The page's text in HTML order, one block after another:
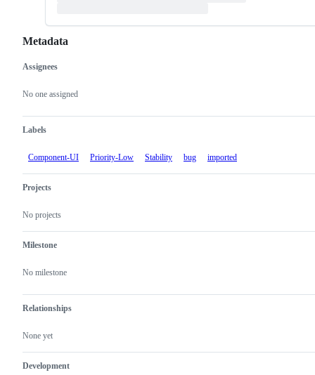
Metadata
Metadata
Assignees
No one assigned
Labels
Component-UI Priority-Low Stability bug imported
Projects
No projects
Milestone
No milestone
Relationships
None yet
Development
Issue
actions